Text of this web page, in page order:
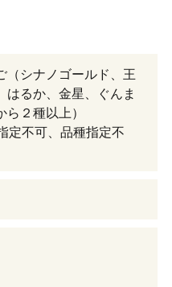
シナノゴールド、王
はるか、金星、ぐんま
２種以上）
定不可、品種指定不